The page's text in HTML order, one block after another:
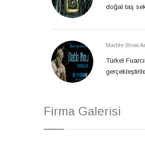
doğal taş
Marble Show
Türkel
Firma Galerisi